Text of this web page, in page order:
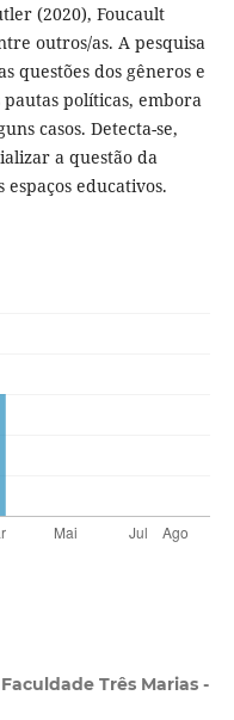
(2020), Foucault
outros/as. A pesquisa
questões dos gêneros e
políticas, embora
casos. Detecta-se,
a questão da
educativos.
Faculdade Três Marias -